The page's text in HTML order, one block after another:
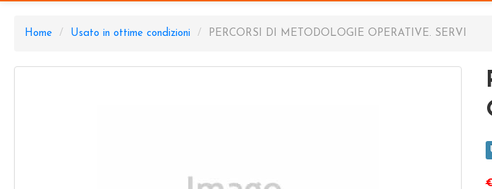
Home / Usato in ottime condizioni / PERCORSI DI METODOLOGIE OPERATIVE. SERVI